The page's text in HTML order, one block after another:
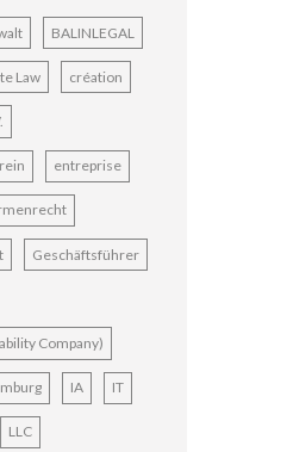
BALINLEGAL
Law création
entreprise
Geschäftsführer
Company)
IA IT
LLC